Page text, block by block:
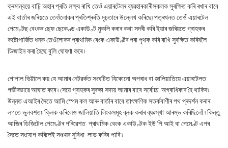
ক্ৰমান্বয়ে বাঢ়ি অহাৰ প্ৰতি লক্ষ্য ৰাখি তেওঁ এয়াৰটেলৰ ব্যৱহাৰকাৰীসকলক সুৰক্ষিত কৰি ৰখাৰ বাবে
এই বাৰ্তাৰ জৰিয়তে তেওঁলোকৰ প্ৰতিশ্ৰুতি দৃঢ়তাৰে উল্লেখ কৰিছে৷ পত্ৰখনত তেওঁ এয়াৰটেল
পেমেণ্টছ বেংকৰ ছেফ ছেকেণ্ড একাউণ্ট মুকলি কৰাৰ কথা সদৰী কৰি ইয়াৰ জৰিয়তে গ্ৰাহকৰ
কষ্টোপাৰ্জিত ধনক তেওঁলোকৰ প্ৰাথমিক বেংক একাউণ্টৰ পৰা পৃথক কৰি ৰাখি সুৰক্ষিত কৰিবলৈ
ডিজাইন কৰা হৈছে বুলি ঘোষণা কৰে ৷
গোপাল ভিট্টালে কয় যে আমাৰ নেটৱৰ্কত সংঘটিত যিকোনো অপৰাধ বা জালিয়াতিয়ে এয়াৰটেলত
গভীৰভাৱে আঘাত কৰে ৷ সেয়ে গ্ৰাহকৰ সুৰক্ষা সদায় আমাৰ বাবে সৰ্বোচ্চ অগ্ৰাধিকাৰ হৈ থাকিব৷
উন্নত এআইৰ সৈতে আমি স্পেম কল আৰু বাৰ্তাৰ বাবে তাৎক্ষণিক সতৰ্কবাণীৰ পথ প্ৰদৰ্শন কৰাৰ
লগতে ভুলবশতঃ ক্লিক কৰিলেও জালিয়াতি লিংকসমূহ ব্লক কৰাৰ ব্যৱস্থা আৰম্ভ কৰিছিলোঁ ৷ কিন্তু
আজিৰ ডিজিটেল পেমেণ্টৰ পৰিৱেশত প্ৰাথমিক বেংক একাউণ্টক ইউ পি আই বা পেমেণ্ট এপৰ
সৈতে সংযোগ কৰিলেই সঞ্চয়ৰ সুবিধা লাভ কৰিব পাৰি ৷